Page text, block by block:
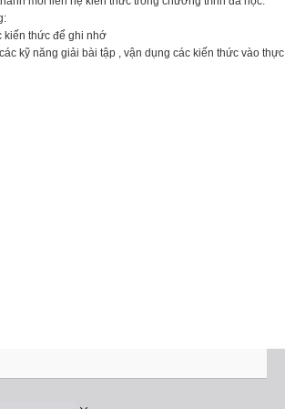
kiến thức để ghi nhớ
kỹ năng giải bài tập , vận dụng các kiến thức vào